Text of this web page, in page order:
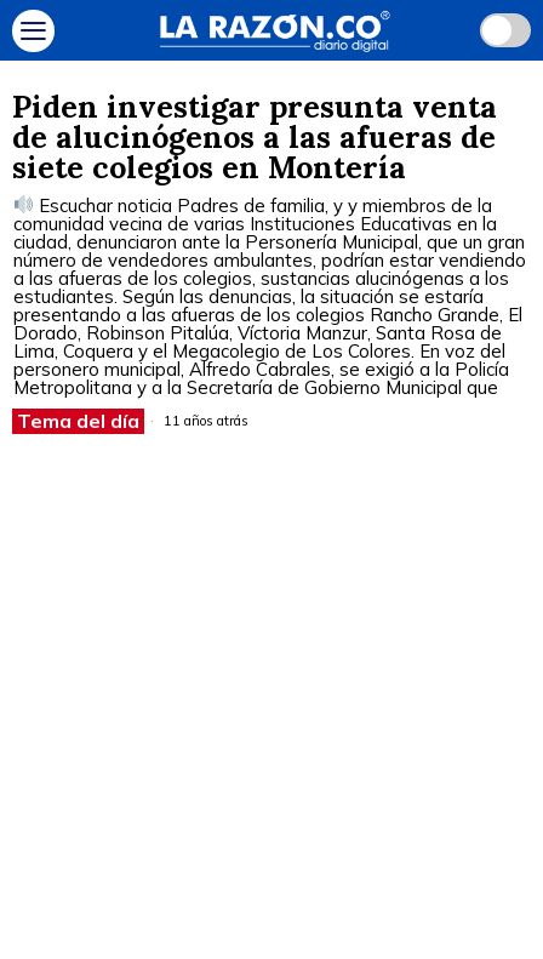
Piden investigar presunta venta
de alucinógenos a las afueras de
siete colegios en Montería
Escuchar noticia Padres de familia, y y miembros de la
comunidad vecina de varias Instituciones Educativas en la
ciudad, denunciaron ante la Personería Municipal, que un gran
número de vendedores ambulantes, podrían estar vendiendo
a las afueras de los colegios, sustancias alucinógenas a los
estudiantes. Según las denuncias, la situación se estaría
presentando a las afueras de los colegios Rancho Grande, El
Dorado, Robinson Pitalúa, Víctoria Manzur, Santa Rosa de
Lima, Coquera y el Megacolegio de Los Colores. En voz del
personero municipal, Alfredo Cabrales, se exigió a la Policía
Metropolitana y a la Secretaría de Gobierno Municipal que
Tema del día 11 años atrás